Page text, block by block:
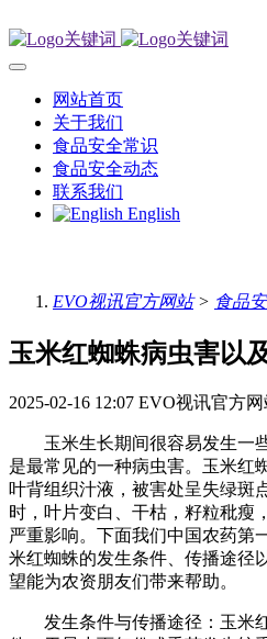
网站首页
关于我们
食品安全常识
食品安全动态
联系我们
English
EVO视讯官方网站> 食品
玉米红蜘蛛病虫害以
2025-02-16 12:07 EVO视讯官方网
玉米生长期间很容易发生一
是最常见的一种病虫害。玉米红
叶背组织汁液，被害处呈失绿斑
时，叶片变白、干枯，籽粒秕瘦
严重影响。下面我们中国农药第
米红蜘蛛的发生条件、传播途径
望能为农资朋友们带来帮助。
发生条件与传播途径：玉米